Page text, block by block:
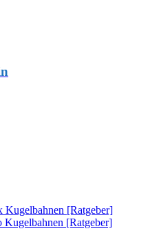
Kugelbahnen [Ratgeber]
[Ratgeber]